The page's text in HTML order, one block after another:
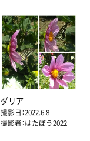
ダリア
撮影日：2022.6.8
撮影者：はたぼう2022